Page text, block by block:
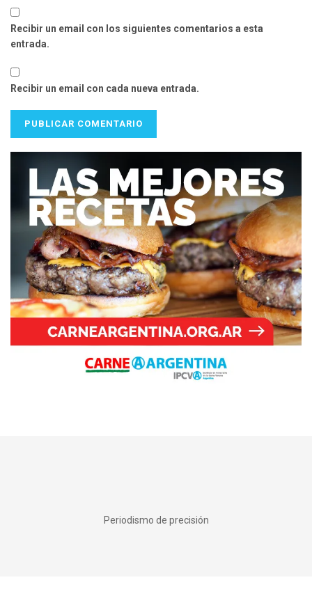
Recibir un email con los siguientes comentarios a esta
entrada.
Recibir un email con cada nueva entrada.
Periodismo de precisión